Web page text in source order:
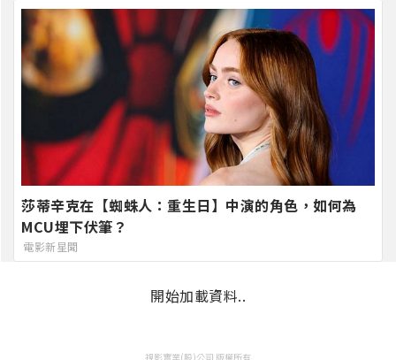
莎蒂辛克在【蜘蛛人：重生日】中演的角色，如何為
MCU埋下伏筆？
電影新星聞
開始加載資料..
視影實業(股)公司 版權所有